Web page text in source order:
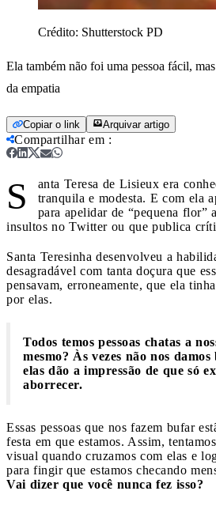
Crédito: Shutterstock PD
Ela também não foi uma pessoa fácil,
da empatia
Copiar o link Arquivar artigo
Compartilhar em :
S
anta Teresa de Lisieux era
tranquila e modesta. E com ela
para apelidar de “pequena flor”
insultos no Twitter ou que publica
Santa Teresinha desenvolveu a
desagradável com tanta doçura que
pensavam, erroneamente, que ela
por elas.
Todos temos pessoas chatas a
mesmo? Às vezes não nos
elas dão a impressão de que só
aborrecer.
Essas pessoas que nos fazem bufar
festa em que estamos. Assim,
visual quando cruzamos com elas e
para fingir que estamos checando
Vai dizer que você nunca fez isso?